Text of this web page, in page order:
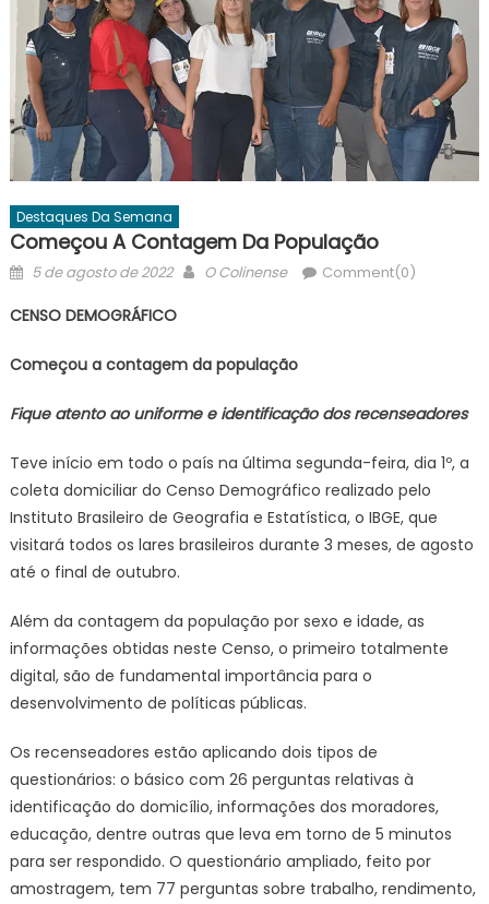
Destaques Da Semana
Começou A Contagem Da População
Posted
5 de agosto de 2022 Author
O Colinense Comment(0)
CENSO DEMOGRÁFICO
Começou a contagem da população
Fique atento ao uniforme e identificação dos recenseadores
Teve início em todo o país na última segunda-feira, dia 1º, a
coleta domiciliar do Censo Demográfico realizado pelo
Instituto Brasileiro de Geografia e Estatística, o IBGE, que
visitará todos os lares brasileiros durante 3 meses, de agosto
até o final de outubro.
Além da contagem da população por sexo e idade, as
informações obtidas neste Censo, o primeiro totalmente
digital, são de fundamental importância para o
desenvolvimento de políticas públicas.
Os recenseadores estão aplicando dois tipos de
questionários: o básico com 26 perguntas relativas à
identificação do domicílio, informações dos moradores,
educação, dentre outras que leva em torno de 5 minutos
para ser respondido. O questionário ampliado, feito por
amostragem, tem 77 perguntas sobre trabalho, rendimento,